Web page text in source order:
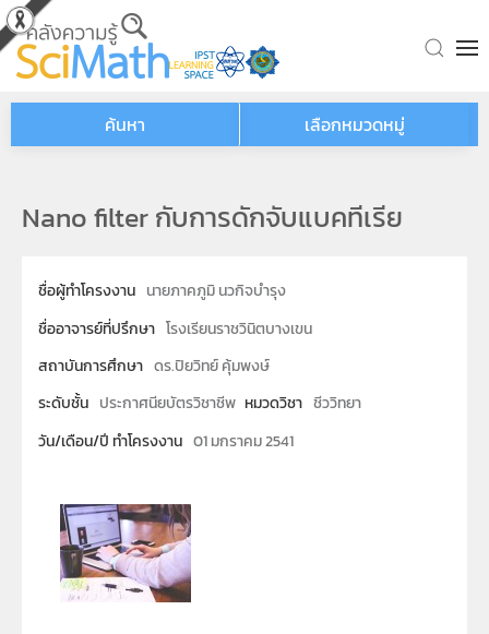
Skip to main content
ค้นหา เลือกหมวดหมู่
Nano filter กับการดักจับแบคทีเรีย
ชื่อผู้ทำโครงงาน นายภาคภูมิ นวกิจบำรุง
ชื่ออาจารย์ที่ปรึกษา โรงเรียนราชวินิตบางเขน
สถาบันการศึกษา ดร.ปิยวิทย์ คุ้มพงษ์
ระดับชั้น ประกาศนียบัตรวิชาชีพ หมวดวิชา ชีววิทยา
วัน/เดือน/ปี ทำโครงงาน 01 มกราคม 2541